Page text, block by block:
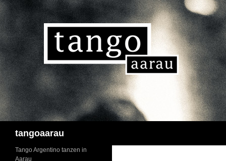
tangoaarau
Tango Argentino tanzen in
Aarau